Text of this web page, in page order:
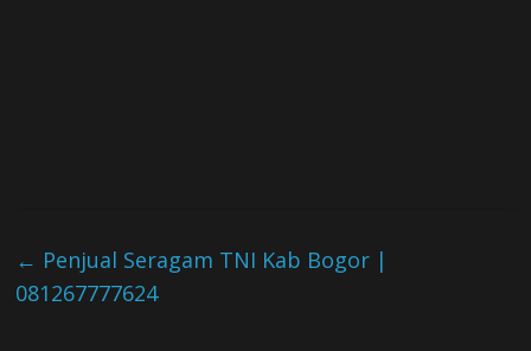
← Penjual Seragam TNI Kab Bogor |
081267777624